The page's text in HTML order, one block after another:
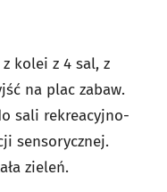
z kolei z 4 sal, z
na plac zabaw.
sali rekreacyjno-
sensorycznej.
zieleń.